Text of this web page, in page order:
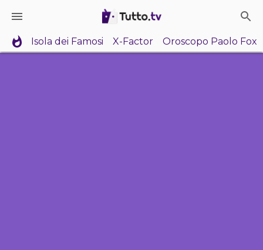
Isola dei Famosi X-Factor Oroscopo Paolo Fox